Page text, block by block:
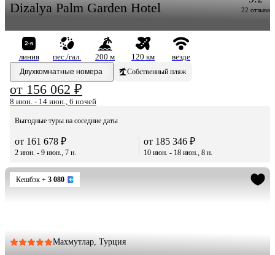
Dizalya Palm Garden Hotel 22 отзыва
линия пес./гал. 200 м 120 км
везде
Двухкомнатные номера
Собственный пляж
от 156 062 ₽
8 июн. - 14 июн., 6 ночей
Выгодные туры на соседние даты
от 161 678 ₽
2 июн. - 9 июн., 7 н.
от 185 346 ₽
10 июн. - 18 июн., 8 н.
Кешбэк + 3 080
Махмутлар, Турция